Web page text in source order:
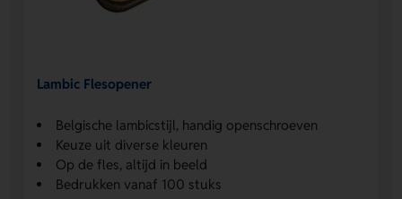
Lambic Flesopener
Belgische lambicstijl, handig openschroeven
Keuze uit diverse kleuren
Op de fles, altijd in beeld
Bedrukken vanaf 100 stuks